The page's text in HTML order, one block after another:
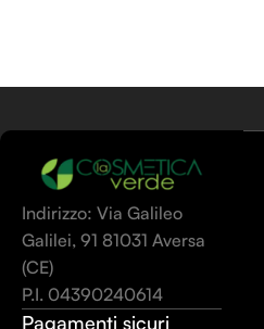
Indirizzo: Via Galileo
Galilei, 91 81031 Aversa
(CE)
P.I. 04390240614
Pagamenti sicuri